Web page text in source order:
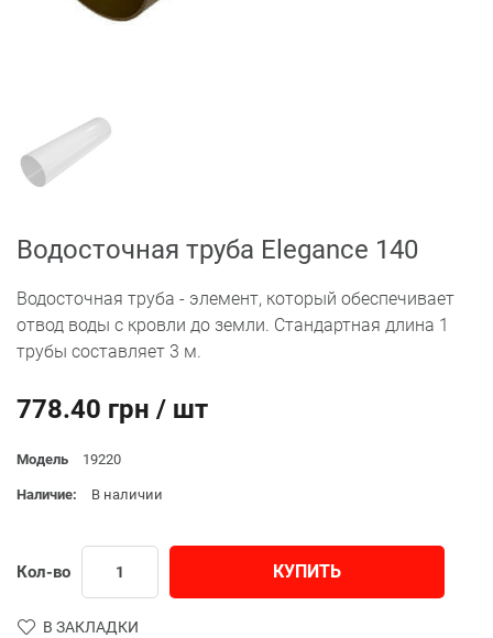
Водосточная труба Elegance 140
Водосточная труба - элемент, который обеспечивает
отвод воды с кровли до земли. Стандартная длина 1
трубы составляет 3 м.
778.40 грн / шт
Модель 19220
Наличие: В наличии
Кол-во КУПИТЬ
В ЗАКЛАДКИ